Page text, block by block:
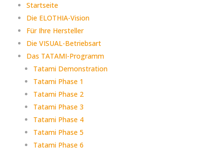
Startseite
Die ELOTHIA-Vision
Für Ihre Hersteller
Die VISUAL-Betriebsart
Das TATAMI-Programm
Tatami Demonstration
Tatami Phase 1
Tatami Phase 2
Tatami Phase 3
Tatami Phase 4
Tatami Phase 5
Tatami Phase 6